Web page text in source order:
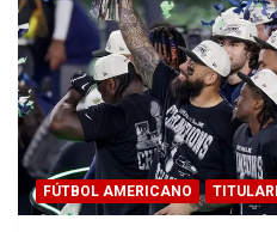
FÚTBOL AMERICANO